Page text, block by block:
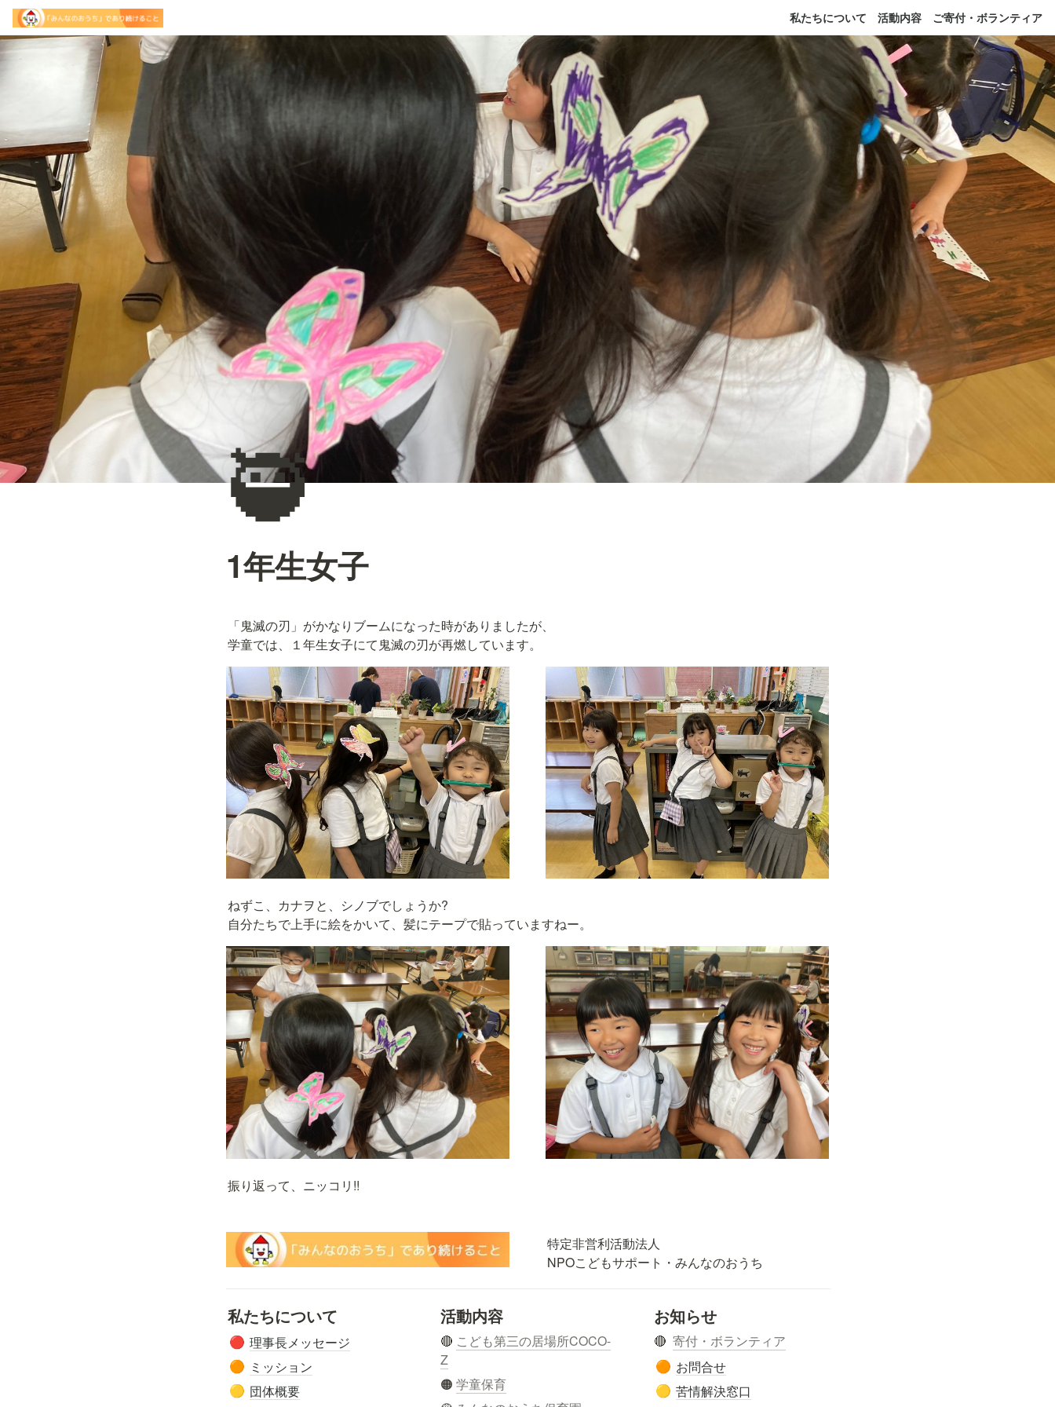
私たちについて 活動内容 ご寄付・ボランティア
🥷
1年生女子
「鬼滅の刃」がかなりブームになった時がありましたが、
学童では、１年生女子にて鬼滅の刃が再燃しています。
ねずこ、カナヲと、シノブでしょうか?
自分たちで上手に絵をかいて、髪にテープで貼っていますねー。
振り返って、ニッコリ!!
特定非営利活動法人
NPOこどもサポート・みんなのおうち
私たちについて
🔴 理事長メッセージ
🟠 ミッション
🟡 団体概要
活動内容
🔴 こども第三の居場所COCO-
Z
🟠 学童保育
お知らせ
🔴 寄付・ボランティア
🟠 お問合せ
🟡 苦情解決窓口